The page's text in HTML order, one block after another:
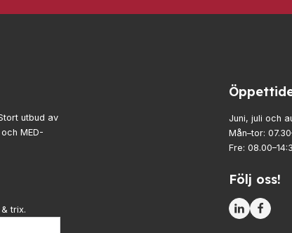
utbud av
MED-
trix.
Juni, juli och
Mån–tor:
Fre:
Följ oss!